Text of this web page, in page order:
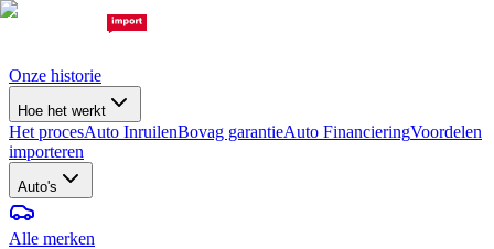
Onze historie
Hoe het werkt
Het procesAuto InruilenBovag garantieAuto FinancieringVoordelen
importeren
Auto's
Alle merken